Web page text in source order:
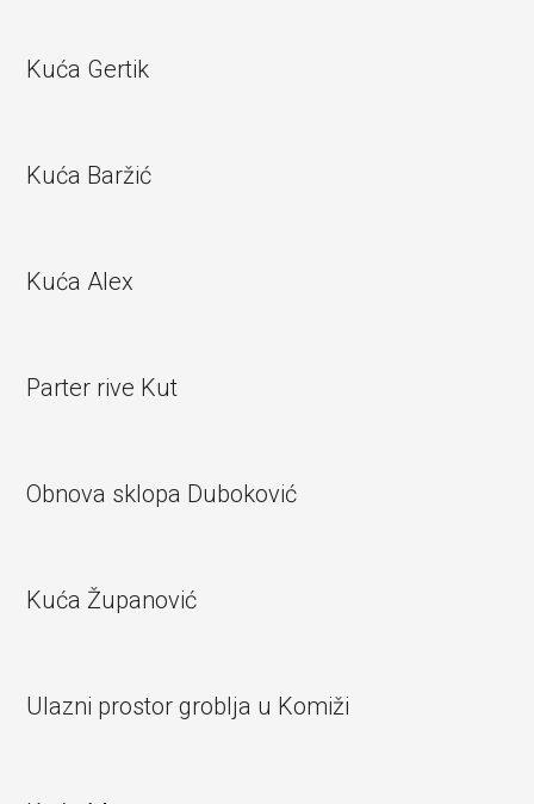
Kuća Gertik
Kuća Baržić
Kuća Alex
Parter rive Kut
Obnova sklopa Duboković
Kuća Županović
Ulazni prostor groblja u Komiži